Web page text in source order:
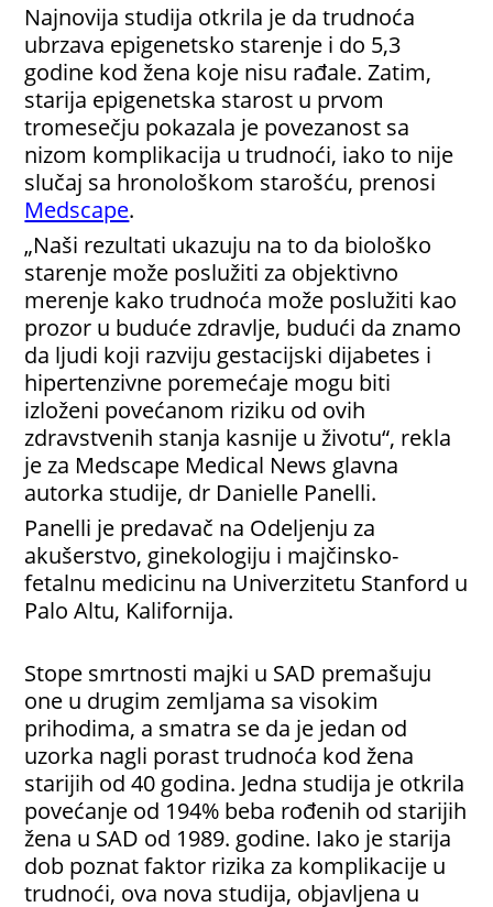
Najnovija studija otkrila je da trudnoća
ubrzava epigenetsko starenje i do 5,3
godine kod žena koje nisu rađale. Zatim,
starija epigenetska starost u prvom
tromesečju pokazala je povezanost sa
nizom komplikacija u trudnoći, iako to nije
slučaj sa hronološkom starošću, prenosi
Medscape.
„Naši rezultati ukazuju na to da biološko
starenje može poslužiti za objektivno
merenje kako trudnoća može poslužiti kao
prozor u buduće zdravlje, budući da znamo
da ljudi koji razviju gestacijski dijabetes i
hipertenzivne poremećaje mogu biti
izloženi povećanom riziku od ovih
zdravstvenih stanja kasnije u životu“, rekla
je za Medscape Medical News glavna
autorka studije, dr Danielle Panelli.
Panelli je predavač na Odeljenju za
akušerstvo, ginekologiju i majčinsko-
fetalnu medicinu na Univerzitetu Stanford u
Palo Altu, Kalifornija.
Stope smrtnosti majki u SAD premašuju
one u drugim zemljama sa visokim
prihodima, a smatra se da je jedan od
uzorka nagli porast trudnoća kod žena
starijih od 40 godina. Jedna studija je otkrila
povećanje od 194% beba rođenih od starijih
žena u SAD od 1989. godine. Iako je starija
dob poznat faktor rizika za komplikacije u
trudnoći, ova nova studija, objavljena u